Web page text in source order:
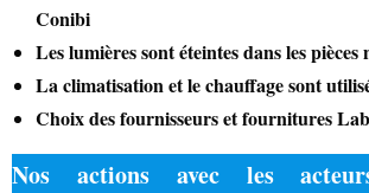
Conibi
Les lumières sont éteintes dans les pièces
La climatisation et le chauffage sont
Choix des fournisseurs et fournitures
Nos actions avec les